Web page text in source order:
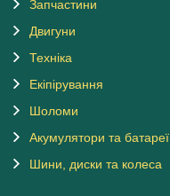
Запчастини
Двигуни
Техніка
Екіпірування
Шоломи
Акумулятори та батареї
Шини, диски та колеса